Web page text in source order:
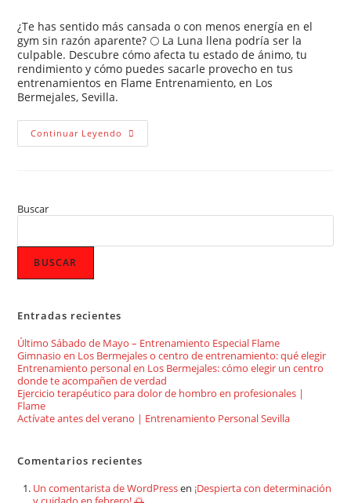
¿Te has sentido más cansada o con menos energía en el
gym sin razón aparente? 🌕 La Luna llena podría ser la
culpable. Descubre cómo afecta tu estado de ánimo, tu
rendimiento y cómo puedes sacarle provecho en tus
entrenamientos en Flame Entrenamiento, en Los
Bermejales, Sevilla.
Continuar Leyendo
Buscar
BUSCAR
Entradas recientes
Último Sábado de Mayo – Entrenamiento Especial Flame
Gimnasio en Los Bermejales o centro de entrenamiento: qué elegir
Entrenamiento personal en Los Bermejales: cómo elegir un centro
donde te acompañen de verdad
Ejercicio terapéutico para dolor de hombro en profesionales |
Flame
Actívate antes del verano | Entrenamiento Personal Sevilla
Comentarios recientes
Un comentarista de WordPressen ¡Despierta con determinación